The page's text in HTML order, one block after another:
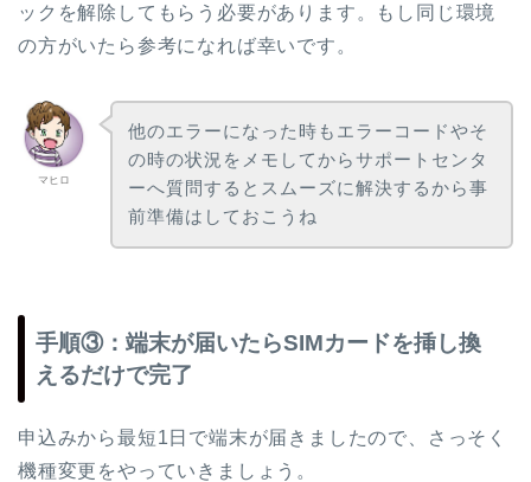
ックを解除してもらう必要があります。もし同じ環境
の方がいたら参考になれば幸いです。
マヒロ
他のエラーになった時もエラーコードやそ
の時の状況をメモしてからサポートセンタ
ーへ質問するとスムーズに解決するから事
前準備はしておこうね
手順③：端末が届いたらSIMカードを挿し換
えるだけで完了
申込みから最短1日で端末が届きましたので、さっそく
機種変更をやっていきましょう。